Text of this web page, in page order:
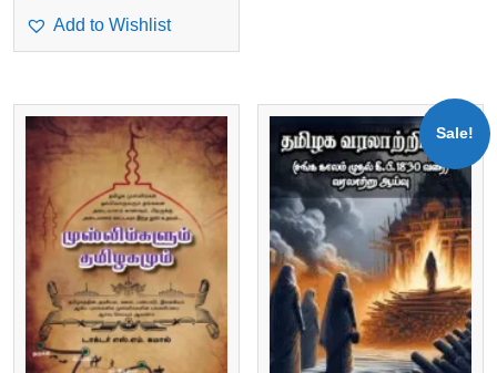
Add to Wishlist
Sale!